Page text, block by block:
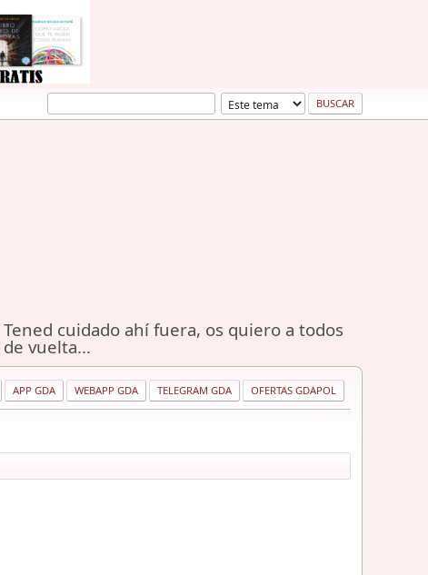
Tened cuidado ahí fuera, os quiero a todos
de vuelta...
APP GDA WEBAPP GDA TELEGRAM GDA OFERTAS GDAPOL